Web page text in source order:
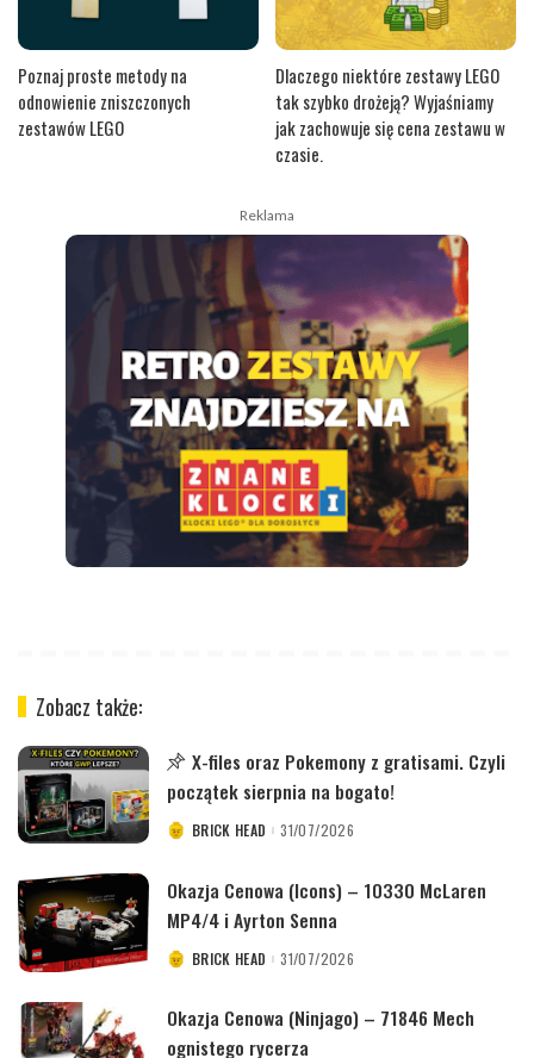
Poznaj proste metody na
odnowienie zniszczonych
zestawów LEGO
Dlaczego niektóre zestawy LEGO
tak szybko drożeją? Wyjaśniamy
jak zachowuje się cena zestawu w
czasie.
Reklama
Zobacz także:
X-files oraz Pokemony z gratisami. Czyli
początek sierpnia na bogato!
POSTEDBRICK HEAD 31/07/2026
Okazja Cenowa (Icons) – 10330 McLaren
MP4/4 i Ayrton Senna
POSTEDBRICK HEAD 31/07/2026
Okazja Cenowa (Ninjago) – 71846 Mech
ognistego rycerza